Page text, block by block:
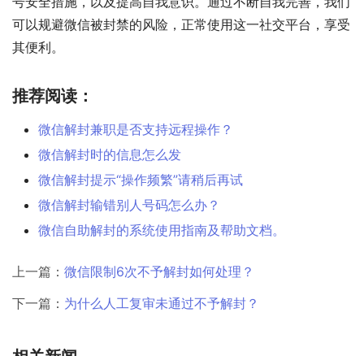
可以规避微信被封禁的风险，正常使用这一社交平台，享受
其便利。
推荐阅读：
微信解封兼职是否支持远程操作？
微信解封时的信息怎么发
微信解封提示“操作频繁”请稍后再试
微信解封输错别人号码怎么办？
微信自助解封的系统使用指南及帮助文档。
上一篇： 微信限制6次不予解封如何处理？
下一篇： 为什么人工复审未通过不予解封？